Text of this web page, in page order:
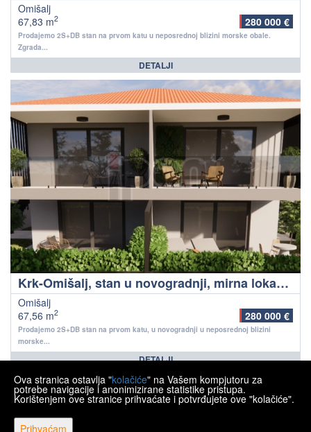
Omišalj
67,83 m2 280 000 €
Prodajemo 2S+DB stan na prvom katu u neposrednoj blizini morske obale.
Zgrada...
DETALJI
Krk-Omišalj, stan u novogradnji, mirna lokacija, 200 m od mora!
Omišalj
67,56 m2 280 000 €
Prodajemo 2S+DB stan na prvom katu, u novogradnji u neposrednoj blizini
morske...
DETALJI
<< < 1 2 3 4 5 6 7 >
Ova stranica ostavlja "kolačiće" na Vašem kompjutoru za
potrebe navigacije i anonimizirane statistike pristupa.
Korištenjem ove stranice prihvaćate i potvrđujete ove "kolačiće".
Prihvaćam